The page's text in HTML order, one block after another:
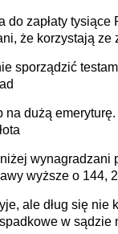
do zapłaty tysiące
że korzystają ze
sporządzić
na dużą
wynagradzani
wyższe o 144,
ale dług się nie
w sądzie